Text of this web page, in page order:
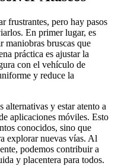
frustrantes, pero hay pasos
En primer lugar, es
maniobras bruscas que
práctica es ajustar la
con el vehículo de
y reduce la
alternativas y estar atento a
aplicaciones móviles. Esto
conocidos, sino que
explorar nuevas vías. Al
podemos contribuir a
y placentera para todos.